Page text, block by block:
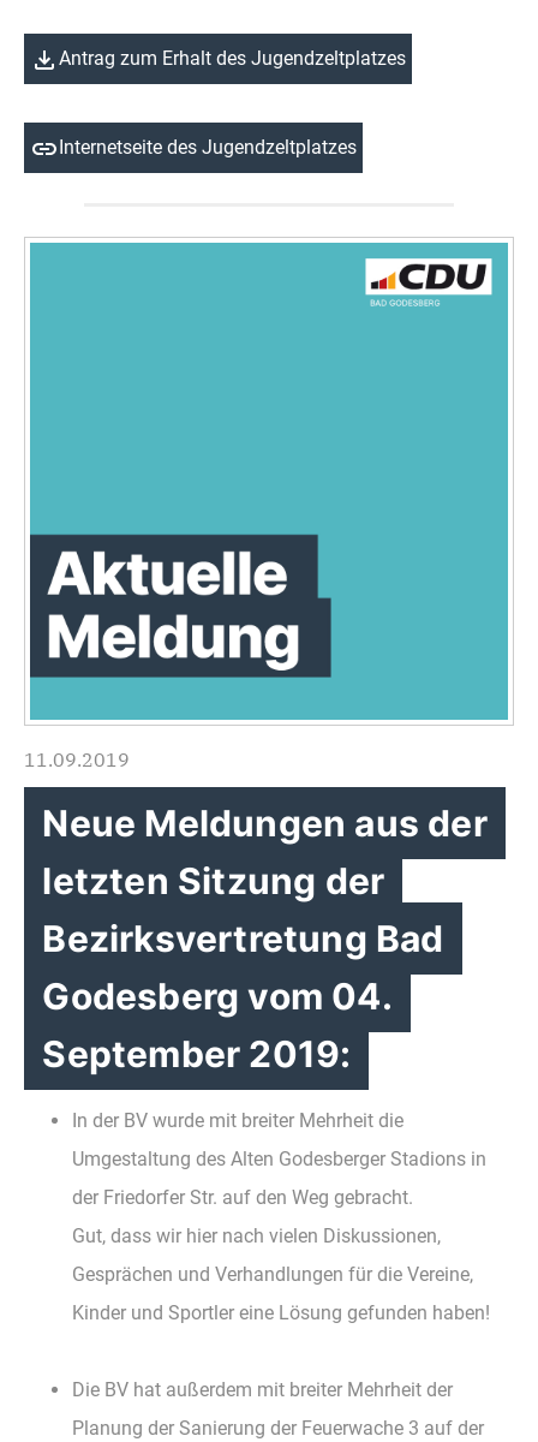
Antrag zum Erhalt des Jugendzeltplatzes
Internetseite des Jugendzeltplatzes
11.09.2019
Neue Meldungen aus der
letzten Sitzung der
Bezirksvertretung Bad
Godesberg vom 04.
September 2019:
In der BV wurde mit breiter Mehrheit die
Umgestaltung des Alten Godesberger Stadions in
der Friedorfer Str. auf den Weg gebracht.
Gut, dass wir hier nach vielen Diskussionen,
Gesprächen und Verhandlungen für die Vereine,
Kinder und Sportler eine Lösung gefunden haben!
Die BV hat außerdem mit breiter Mehrheit der
Planung der Sanierung der Feuerwache 3 auf der